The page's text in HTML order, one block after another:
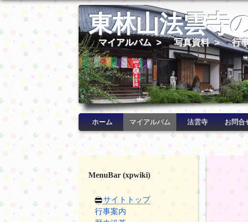
東林山法雲寺
マイアルバム > 写真資料> 行
ホーム マイアルバム 法雲寺 お問合
MenuBar (xpwiki)
サイトトップ
行事案内